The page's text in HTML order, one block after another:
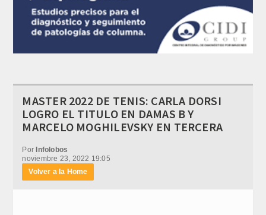
MASTER 2022 DE TENIS: CARLA DORSI
LOGRO EL TITULO EN DAMAS B Y
MARCELO MOGHILEVSKY EN TERCERA
PorInfolobos
noviembre 23, 2022 19:05
Volver a la Home